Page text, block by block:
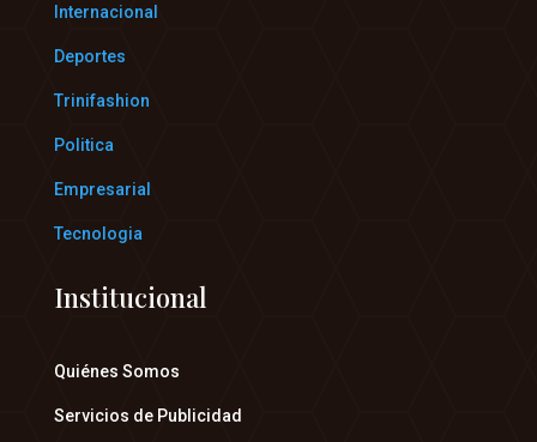
Internacional
Deportes
Trinifashion
Politica
Empresarial
Tecnologia
Institucional
Quiénes Somos
Servicios de Publicidad